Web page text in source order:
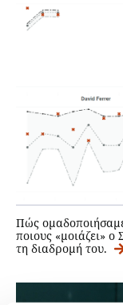
Πώς
ποιους «μοιάζει»
τη διαδρομή του.